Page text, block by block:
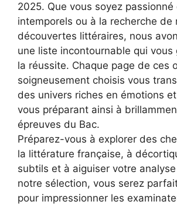
2025. Que vous soyez
intemporels ou à la recherche de
découvertes littéraires, nous
une liste incontournable qui vous
la réussite. Chaque page de ces
soigneusement choisis vous
des univers riches en émotions
vous préparant ainsi à
épreuves du Bac.
Préparez-vous à explorer des
la littérature française, à
subtils et à aiguiser votre
notre sélection, vous serez
pour impressionner les